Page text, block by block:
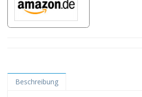
Beschreibung